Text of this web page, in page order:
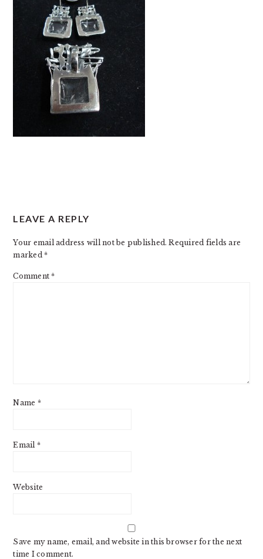
INTERACTIONS
LEAVE A REPLY
Your email address will not be published. Required fields are
marked*
Comment*
Name *
Email *
Website
Save my name, email, and website in this browser for the next
time I comment.